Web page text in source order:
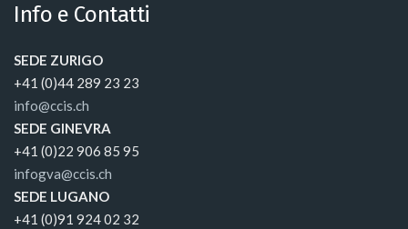
Info e Contatti
SEDE ZURIGO
+41 (0)44 289 23 23
info@ccis.ch
SEDE GINEVRA
+41 (0)22 906 85 95
infogva@ccis.ch
SEDE LUGANO
+41 (0)91 924 02 32